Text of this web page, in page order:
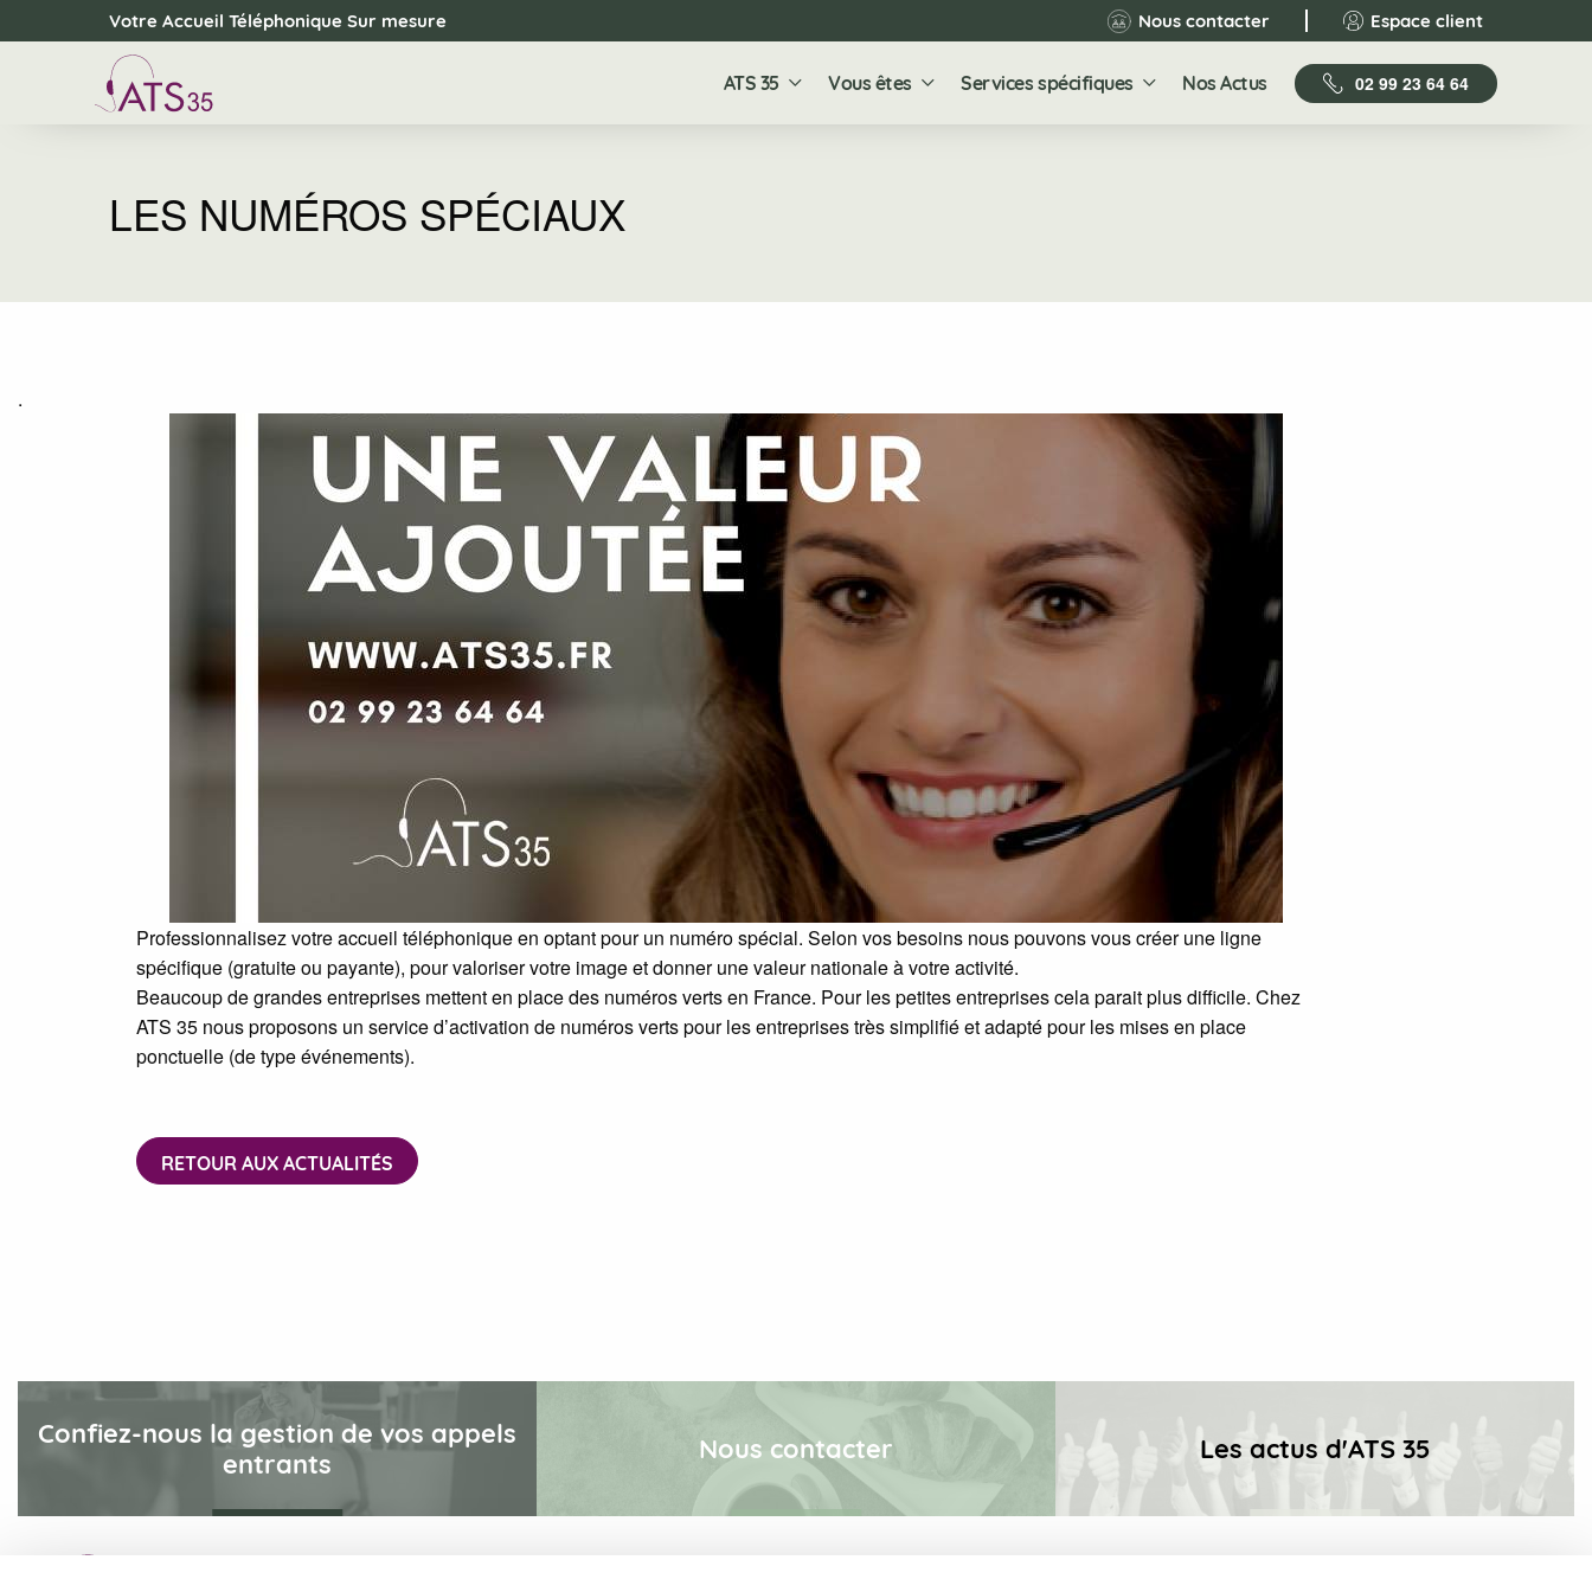
Votre Accueil Téléphonique Sur mesure Nous contacter Espace client
ATS 35 Vous êtes Services spécifiques Nos Actus 02 99 23 64 64
LES NUMÉROS SPÉCIAUX
.
Professionnalisez votre accueil téléphonique en optant pour un numéro spécial. Selon vos besoins nous pouvons vous créer une ligne
spécifique (gratuite ou payante), pour valoriser votre image et donner une valeur nationale à votre activité.
Beaucoup de grandes entreprises mettent en place des numéros verts en France. Pour les petites entreprises cela parait plus difficile. Chez
ATS 35 nous proposons un service d’activation de numéros verts pour les entreprises très simplifié et adapté pour les mises en place
ponctuelle (de type événements).
RETOUR AUX ACTUALITÉS
Confiez-nous la gestion de vos appels
entrants
Nous contacter Les actus d'ATS 35
Panneau de gestion des cookies